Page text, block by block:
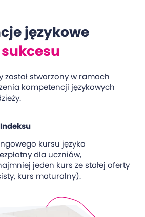
językowe
sukcesu
został stworzony w ramach
kompetencji językowych
kursu języka
dla uczniów,
jeden kurs ze stałej oferty
kurs maturalny).